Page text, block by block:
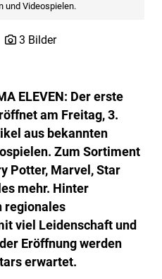
und Videospielen.
3 Bilder
ELEVEN: Der erste
am Freitag, 3.
aus bekannten
Zum Sortiment
Potter, Marvel, Star
mehr. Hinter
regionales
viel Leidenschaft und
Eröffnung werden
erwartet.